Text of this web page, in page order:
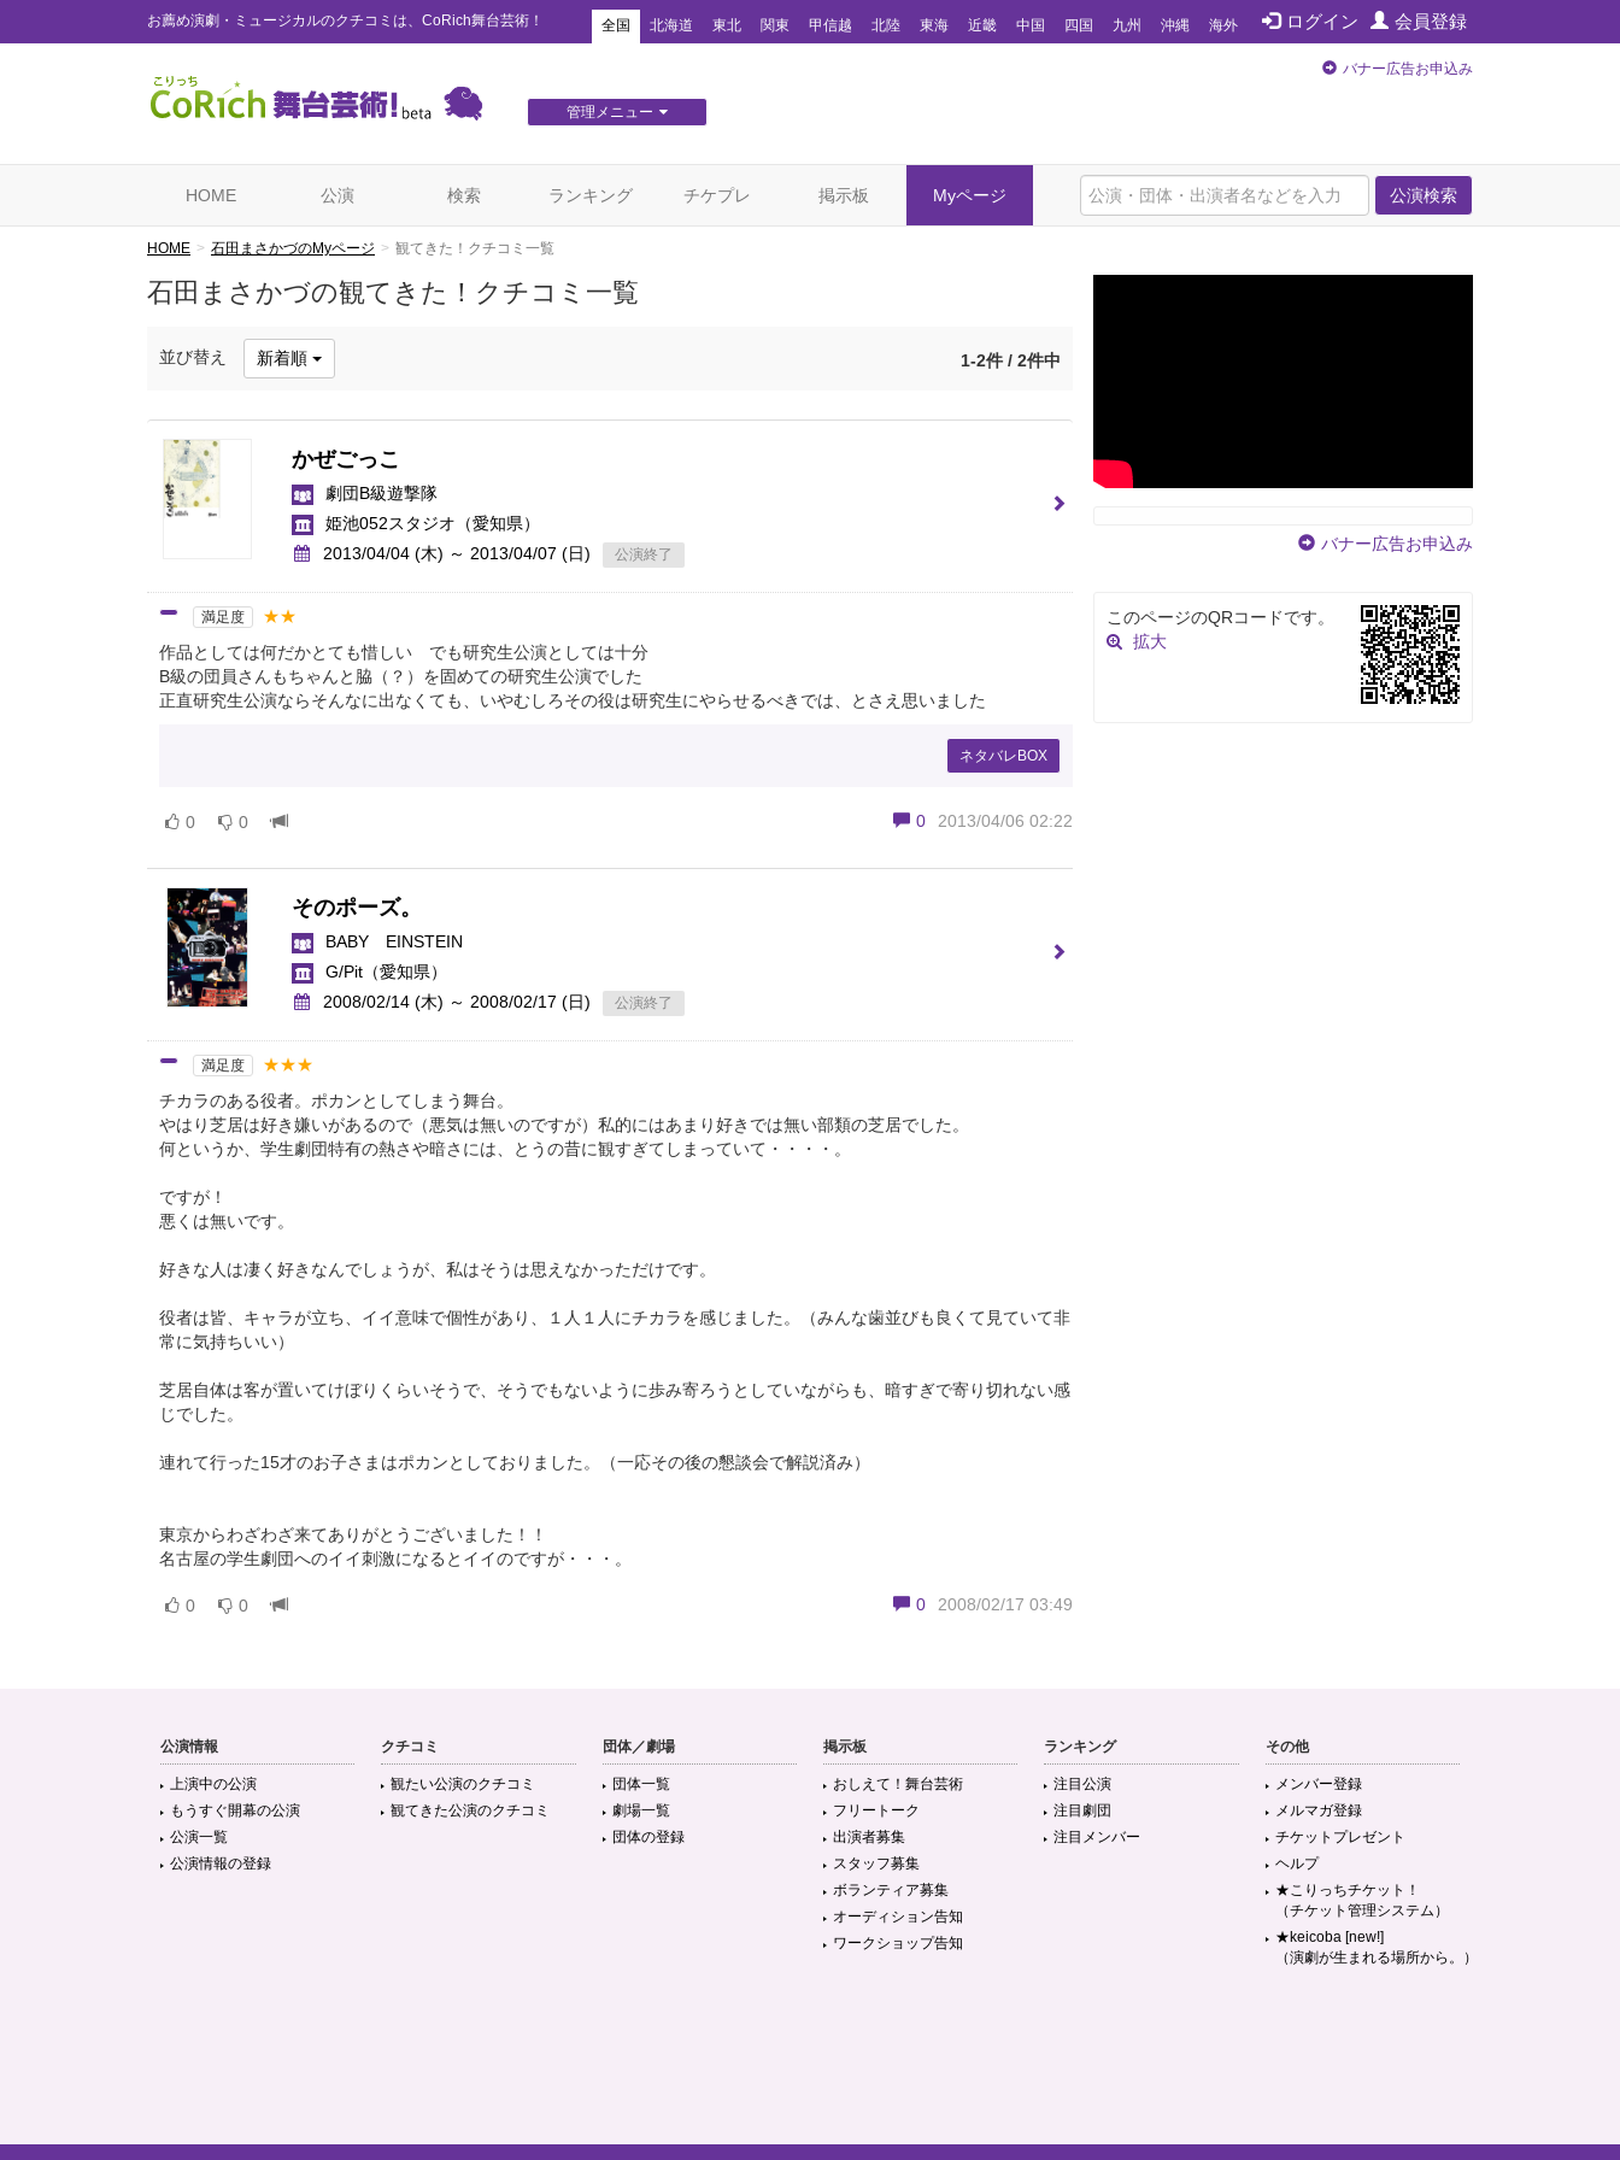
お薦め演劇・ミュージカルのクチコミは、CoRich舞台芸術！ ログイン 会員登録
全国 北海道 東北 関東 甲信越 北陸 東海 近畿 中国 四国 九州 沖縄 海外
管理メニュー
バナー広告お申込み
公演検索
HOME 公演 検索 ランキング チケプレ 掲示板 Myページ
HOME 石田まさかづのMyページ 観てきた！クチコミ一覧
石田まさかづの観てきた！クチコミ一覧
並び替え 新着順 1-2件 / 2件中
かぜごっこ
劇団B級遊撃隊
姫池052スタジオ （愛知県）
2013/04/04 (木) ～ 2013/04/07 (日)
公演終了
満足度
★★
作品としては何だかとても惜しい でも研究生公演としては十分
B級の団員さんもちゃんと脇（？）を固めての研究生公演でした
正直研究生公演ならそんなに出なくても、いやむしろその役は研究生にやらせるべきでは、とさえ思いました
ネタバレBOX
0 2013/04/06 02:22
0 0
そのポーズ。
BABY EINSTEIN
G/Pit （愛知県）
2008/02/14 (木) ～ 2008/02/17 (日)
公演終了
満足度
★★★
チカラのある役者。ポカンとしてしまう舞台。
やはり芝居は好き嫌いがあるので（悪気は無いのですが）私的にはあまり好きでは無い部類の芝居でした。
何というか、学生劇団特有の熱さや暗さには、とうの昔に観すぎてしまっていて・・・・。
ですが！
悪くは無いです。
好きな人は凄く好きなんでしょうが、私はそうは思えなかっただけです。
役者は皆、キャラが立ち、イイ意味で個性があり、１人１人にチカラを感じました。（みんな歯並びも良くて見ていて非
常に気持ちいい）
芝居自体は客が置いてけぼりくらいそうで、そうでもないように歩み寄ろうとしていながらも、暗すぎで寄り切れない感
じでした。
連れて行った15才のお子さまはポカンとしておりました。（一応その後の懇談会で解説済み）
東京からわざわざ来てありがとうございました！！
名古屋の学生劇団へのイイ刺激になるとイイのですが・・・。
0 2008/02/17 03:49
0 0
バナー広告お申込み
このページのQRコードです。
拡大
公演情報
上演中の公演
もうすぐ開幕の公演
公演一覧
公演情報の登録
クチコミ
観たい公演のクチコミ
観てきた公演のクチコミ
団体／劇場
団体一覧
劇場一覧
団体の登録
掲示板
おしえて！舞台芸術
フリートーク
出演者募集
スタッフ募集
ボランティア募集
オーディション告知
ワークショップ告知
ランキング
注目公演
注目劇団
注目メンバー
その他
メンバー登録
メルマガ登録
チケットプレゼント
ヘルプ
★こりっちチケット！
（チケット管理システム）
★keicoba [new!]
（演劇が生まれる場所から。）